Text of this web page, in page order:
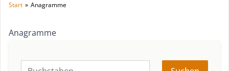
Start » Anagramme
Anagramme